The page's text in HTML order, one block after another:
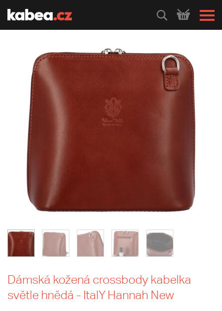
HLEDEJ
Dámská kožená crossbody kabelka
světle hnědá - ItalY Hannah New